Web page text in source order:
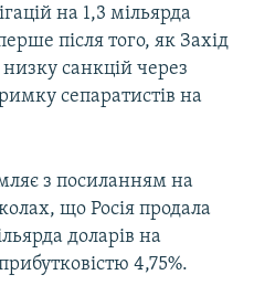
на 1,3 мільярда
після того, як Захід
санкцій через
сепаратистів на
з посиланням на
що Росія продала
доларів на
4,75%.